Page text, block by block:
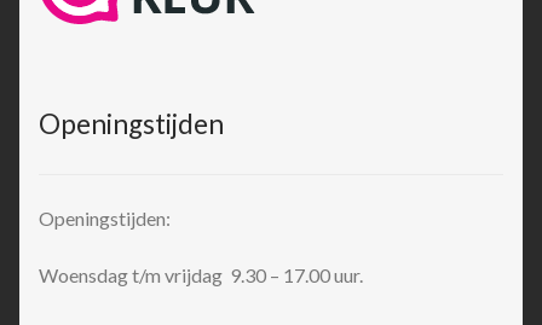
Openingstijden
Openingstijden:
Woensdag t/m vrijdag 9.30 – 17.00 uur.